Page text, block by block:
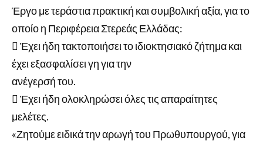
Έργο με τεράστια πρακτική και συμβολική αξία, για το
οποίο η Περιφέρεια Στερεάς Ελλάδας:
 Έχει ήδη τακτοποιήσει το ιδιοκτησιακό ζήτημα και
έχει εξασφαλίσει γη για την
ανέγερσή του.
 Έχει ήδη ολοκληρώσει όλες τις απαραίτητες
μελέτες.
«Ζητούμε ειδικά την αρωγή του Πρωθυπουργού, για